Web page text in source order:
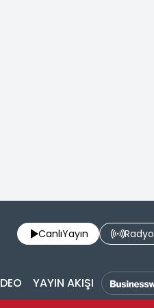
CanlıYayın Radyo
YAYIN AKIŞI